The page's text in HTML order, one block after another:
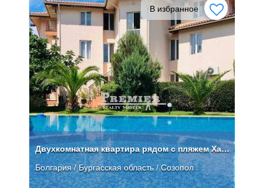
В избранное
Двухкомнатная квартира рядом с пляжем Хармани
Болгария / Бургасская область / Созопол